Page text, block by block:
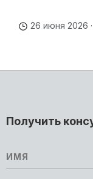
26 июня 2026 ·
Получить